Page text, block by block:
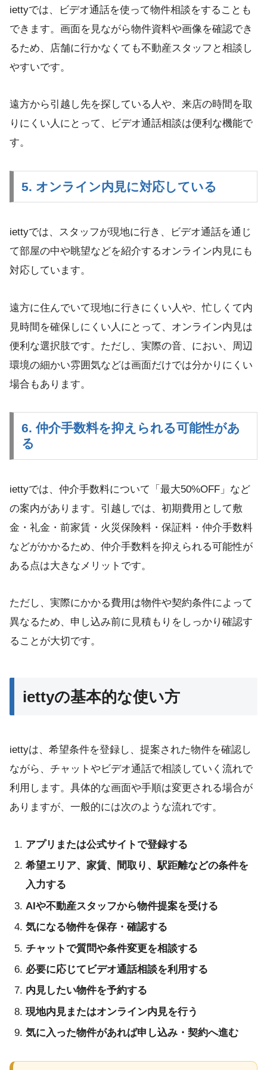
iettyでは、ビデオ通話を使って物件相談をすることも
できます。画面を見ながら物件資料や画像を確認でき
るため、店舗に行かなくても不動産スタッフと相談し
やすいです。
遠方から引越し先を探している人や、来店の時間を取
りにくい人にとって、ビデオ通話相談は便利な機能で
す。
5. オンライン内見に対応している
iettyでは、スタッフが現地に行き、ビデオ通話を通じ
て部屋の中や眺望などを紹介するオンライン内見にも
対応しています。
遠方に住んでいて現地に行きにくい人や、忙しくて内
見時間を確保しにくい人にとって、オンライン内見は
便利な選択肢です。ただし、実際の音、におい、周辺
環境の細かい雰囲気などは画面だけでは分かりにくい
場合もあります。
6. 仲介手数料を抑えられる可能性があ
る
iettyでは、仲介手数料について「最大50%OFF」など
の案内があります。引越しでは、初期費用として敷
金・礼金・前家賃・火災保険料・保証料・仲介手数料
などがかかるため、仲介手数料を抑えられる可能性が
ある点は大きなメリットです。
ただし、実際にかかる費用は物件や契約条件によって
異なるため、申し込み前に見積もりをしっかり確認す
ることが大切です。
iettyの基本的な使い方
iettyは、希望条件を登録し、提案された物件を確認し
ながら、チャットやビデオ通話で相談していく流れで
利用します。具体的な画面や手順は変更される場合が
ありますが、一般的には次のような流れです。
アプリまたは公式サイトで登録する
希望エリア、家賃、間取り、駅距離などの条件を
入力する
AIや不動産スタッフから物件提案を受ける
気になる物件を保存・確認する
チャットで質問や条件変更を相談する
必要に応じてビデオ通話相談を利用する
内見したい物件を予約する
現地内見またはオンライン内見を行う
気に入った物件があれば申し込み・契約へ進む